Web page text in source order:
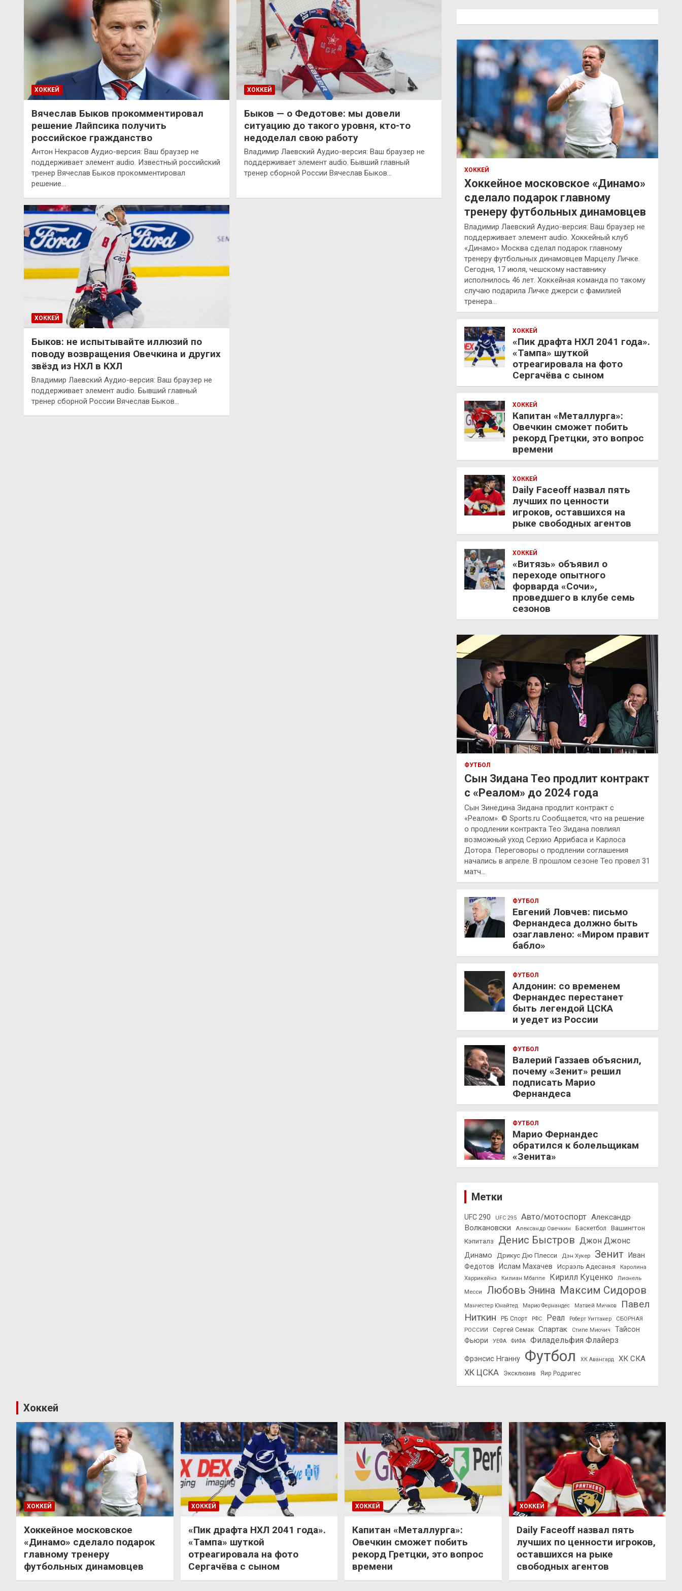
ХОККЕЙ
Вячеслав Быков прокомментировал
решение Лайпсика получить
российское гражданство
Антон Некрасов Аудио-версия: Ваш браузер не
поддерживает элемент audio. Известный российский
тренер Вячеслав Быков прокомментировал
решение…
ХОККЕЙ
Быков — о Федотове: мы довели
ситуацию до такого уровня, кто-то
недоделал свою работу
Владимир Лаевский Аудио-версия: Ваш браузер не
поддерживает элемент audio. Бывший главный
тренер сборной России Вячеслав Быков…
ХОККЕЙ
Быков: не испытывайте иллюзий по
поводу возвращения Овечкина и других
звёзд из НХЛ в КХЛ
Владимир Лаевский Аудио-версия: Ваш браузер не
поддерживает элемент audio. Бывший главный
тренер сборной России Вячеслав Быков…
ХОККЕЙ
Хоккейное московское «Динамо»
сделало подарок главному
тренеру футбольных динамовцев
Владимир Лаевский Аудио-версия: Ваш браузер не
поддерживает элемент audio. Хоккейный клуб
«Динамо» Москва сделал подарок главному
тренеру футбольных динамовцев Марцелу Личке.
Сегодня, 17 июля, чешскому наставнику
исполнилось 46 лет. Хоккейная команда по такому
случаю подарила Личке джерси с фамилией
тренера…
ХОККЕЙ
«Пик драфта НХЛ 2041 года».
«Тампа» шуткой
отреагировала на фото
Сергачёва с сыном
ХОККЕЙ
Капитан «Металлурга»:
Овечкин сможет побить
рекорд Гретцки, это вопрос
времени
ХОККЕЙ
Daily Faceoff назвал пять
лучших по ценности
игроков, оставшихся на
рыке свободных агентов
ХОККЕЙ
«Витязь» объявил о
переходе опытного
форварда «Сочи»,
проведшего в клубе семь
сезонов
ФУТБОЛ
Сын Зидана Тео продлит контракт
с «Реалом» до 2024 года
Сын Зинедина Зидана продлит контракт с
«Реалом». © Sports.ru Сообщается, что на решение
о продлении контракта Тео Зидана повлиял
возможный уход Серхио Аррибаса и Карлоса
Дотора. Переговоры о продлении соглашения
начались в апреле. В прошлом сезоне Тео провел 31
матч…
ФУТБОЛ
Евгений Ловчев: письмо
Фернандеса должно быть
озаглавлено: «Миром правит
бабло»
ФУТБОЛ
Алдонин: со временем
Фернандес перестанет
быть легендой ЦСКА
и уедет из России
ФУТБОЛ
Валерий Газзаев объяснил,
почему «Зенит» решил
подписать Марио
Фернандеса
ФУТБОЛ
Марио Фернандес
обратился к болельщикам
«Зенита»
Метки
UFC 290 UFC 295 Авто/мотоспорт Александр
Волкановски
Александр Овечкин Баскетбол
Вашингтон
Кэпиталз
Денис Быстров Джон Джонс
Динамо Дрикус Дю Плесси Дэн Хукер Зенит
Иван
Федотов
Ислам Махачев Исраэль Адесанья
Каролина
Харрикейнз
Килиан Мбаппе Кирилл Куценко
Лионель
Месси
Любовь Энина Максим Сидоров
Манчестер Юнайтед Марио Фернандес Матвей Мичков
Павел
Ниткин
РБ Спорт РФС Реал Роберт Уиттакер
СБОРНАЯ
РОССИИ
Сергей Семак Спартак Стипе Миочич
Тайсон
Фьюри
УЕФА ФИФА Филадельфия Флайерз
Фрэнсис Нганну Футбол ХК Авангард ХК СКА
ХК ЦСКА Эксклюзив Яир Родригес
Хоккей
ХОККЕЙ
Хоккейное московское
«Динамо» сделало подарок
главному тренеру
футбольных динамовцев
ХОККЕЙ
«Пик драфта НХЛ 2041 года».
«Тампа» шуткой
отреагировала на фото
Сергачёва с сыном
ХОККЕЙ
Капитан «Металлурга»:
Овечкин сможет побить
рекорд Гретцки, это вопрос
времени
ХОККЕЙ
Daily Faceoff назвал пять
лучших по ценности игроков,
оставшихся на рыке
свободных агентов